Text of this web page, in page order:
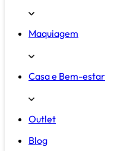
Maquiagem
Casa e Bem-estar
Outlet
Blog